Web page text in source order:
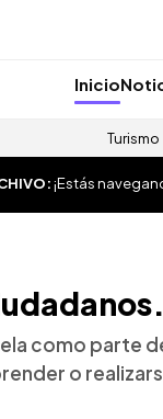
Inicio
Turismo
¡Estás
como parte
o